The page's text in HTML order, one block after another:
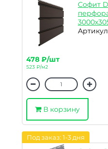
Софит
478 ₽/шт
523 ₽/м2
В корзину
Под заказ: 1-3 дня